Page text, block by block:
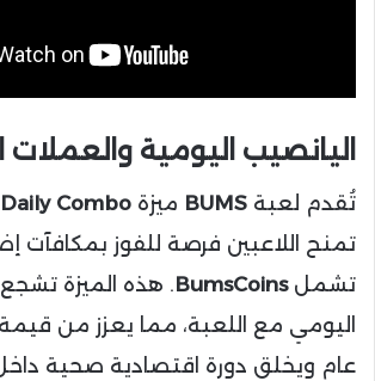
اليانصيب اليومية والعملات
تُقدم لعبة BUMS ميزة Combo
تمنح اللاعبين فرصة للفوز بمكافآت
تشملBumsCoins. هذه الميزة
اليومي مع اللعبة، مما يعزز من
عام ويخلق دورة اقتصادية صحية